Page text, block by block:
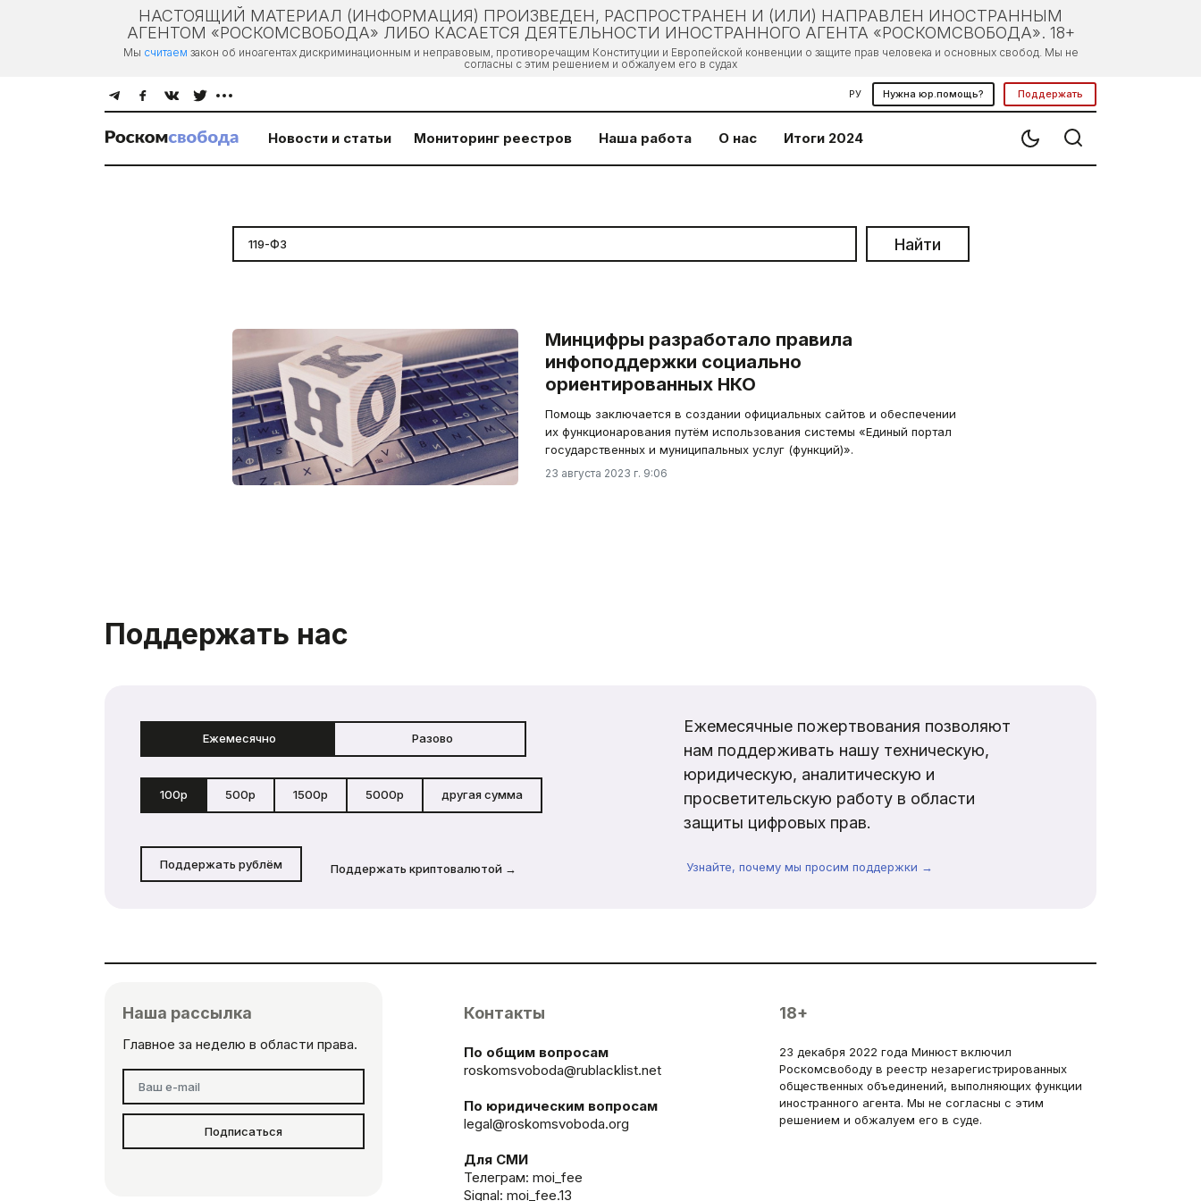
НАСТОЯЩИЙ МАТЕРИАЛ (ИНФОРМАЦИЯ) ПРОИЗВЕДЕН, РАСПРОСТРАНЕН И (ИЛИ) НАПРАВЛЕН ИНОСТРАННЫМ
АГЕНТОМ «РОСКОМСВОБОДА» ЛИБО КАСАЕТСЯ ДЕЯТЕЛЬНОСТИ ИНОСТРАННОГО АГЕНТА «РОСКОМСВОБОДА». 18+
Мы считаем закон об иноагентах дискриминационным и неправовым, противоречащим Конституции и Европейской конвенции о защите прав человека и основных свобод. Мы не
согласны с этим решением и обжалуем его в судах
РУ Нужна юр.помощь? Поддержать
Новости и статьи Мониторинг реестров Наша работа О нас Итоги 2024
Найти
Минцифры разработало правила
инфоподдержки социально
ориентированных НКО
Помощь заключается в создании официальных сайтов и обеспечении
их функционарования путём использования системы «Единый портал
государственных и муниципальных услуг (функций)».
23 августа 2023 г. 9:06
Поддержать нас
Ежемесячно Разово
100р 500р 1500р 5000р другая сумма
Поддержать рублём Поддержать криптовалютой →
Ежемесячные пожертвования позволяют
нам поддерживать нашу техническую,
юридическую, аналитическую и
просветительскую работу в области
защиты цифровых прав.
Узнайте, почему мы просим поддержки →
Наша рассылка
Главное за неделю в области права.
Подписаться
Контакты
По общим вопросам
roskomsvoboda@rublacklist.net
По юридическим вопросам
legal@roskomsvoboda.org
Для СМИ
Телеграм: moi_fee
Signal: moi_fee.13
18+
23 декабря 2022 года Минюст включил
Роскомсвободу в реестр незарегистрированных
общественных объединений, выполняющих функции
иностранного агента. Мы не согласны с этим
решением и обжалуем его в суде.